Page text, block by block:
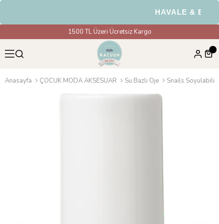
HAVALE & EFT
1500 TL Üzeri Ücretsiz Kargo
Anasayfa ÇOCUK MODA AKSESUAR Su Bazlı Oje Snails Soyulabilir